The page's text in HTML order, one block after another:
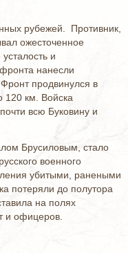
рубежей. Противник,
ожесточенное
и
нанесли
продвинулся в
120 км. Войска
всю Буковину и
Брусиловым, стало
военного
убитыми, ранеными
потеряли до полутора
на полях
и офицеров.